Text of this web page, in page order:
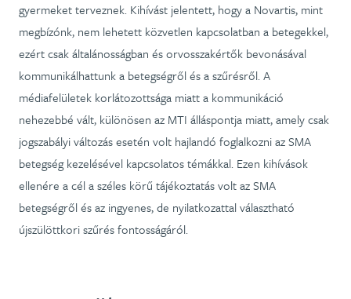
gyermeket terveznek. Kihívást jelentett, hogy a Novartis, mint
megbízónk, nem lehetett közvetlen kapcsolatban a betegekkel,
ezért csak általánosságban és orvosszakértők bevonásával
kommunikálhattunk a betegségről és a szűrésről. A
médiafelületek korlátozottsága miatt a kommunikáció
nehezebbé vált, különösen az MTI álláspontja miatt, amely csak
jogszabályi változás esetén volt hajlandó foglalkozni az SMA
betegség kezelésével kapcsolatos témákkal. Ezen kihívások
ellenére a cél a széles körű tájékoztatás volt az SMA
betegségről és az ingyenes, de nyilatkozattal választható
újszülöttkori szűrés fontosságáról.